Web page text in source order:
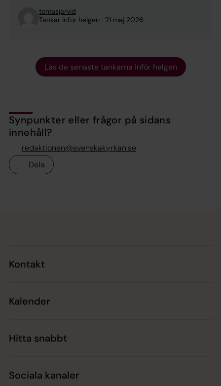
tomasjarvid
Tankar inför helgen
21 maj 2026
Läs de senaste tankarna inför helgen
Synpunkter eller frågor på sidans
innehåll?
redaktionen@svenskakyrkan.se
Dela
Kontakt
Kalender
Hitta snabbt
Sociala kanaler